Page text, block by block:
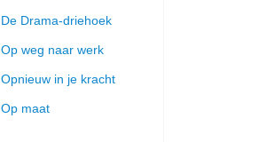
De Drama-driehoek
Op weg naar werk
Opnieuw in je kracht
Op maat